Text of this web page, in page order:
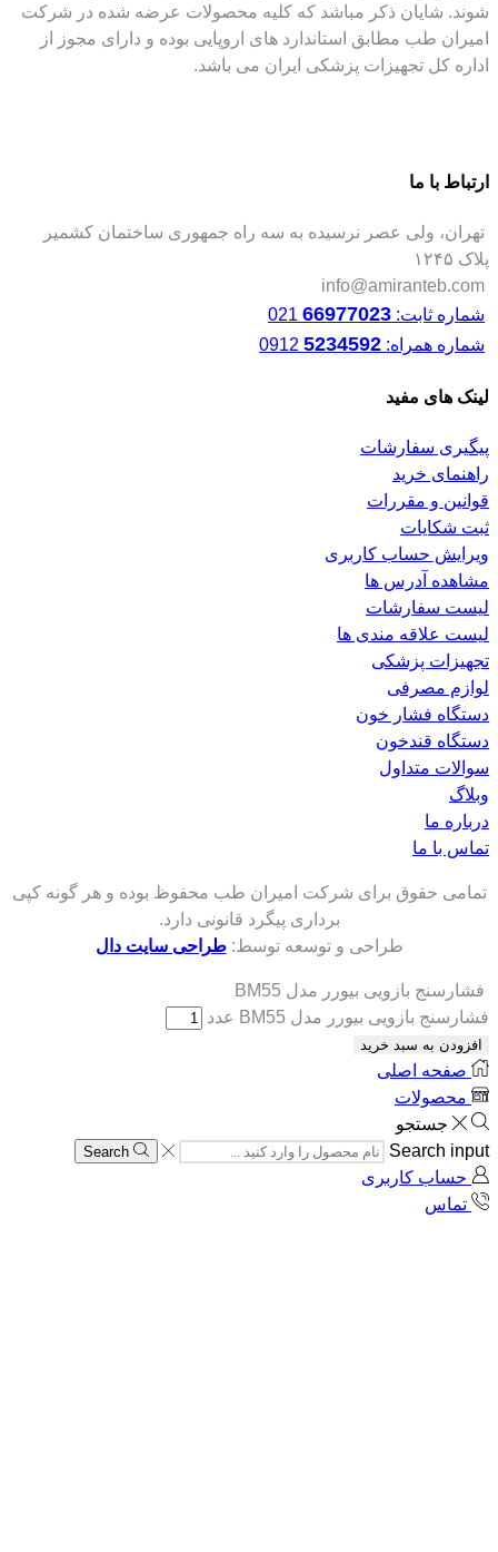
شوند. شایان ذکر مباشد که کلیه محصولات عرضه شده در شرکت
امیران طب مطابق استاندارد های اروپایی بوده و دارای مجوز از
اداره کل تجهیزات پزشکی ایران می باشد.
ارتباط با ما
تهران، ولی عصر نرسیده به سه راه جمهوری ساختمان کشمیر
پلاک ۱۲۴۵
info@amiranteb.com
شماره ثابت: 66977023
شماره همراه: 5234592
لینک های مفید
پیگیری سفارشات
راهنمای خرید
قوانین و مقررات
ثبت شکایات
ویرایش حساب کاربری
مشاهده آدرس ها
لیست سفارشات
لیست علاقه مندی ها
تجهیزات پزشکی
لوازم مصرفی
دستگاه فشار خون
دستگاه قندخون
سوالات متداول
وبلاگ
درباره ما
تماس با ما
تمامی حقوق برای شرکت امیران طب محفوظ بوده و هر گونه کپی
برداری پیگرد قانونی دارد.
طراحی و توسعه توسط:طراحی سایت دال
فشارسنج بازويی بیورر مدل BM55
فشارسنج بازويی بیورر مدل BM55 عدد
افزودن به سبد خرید
صفحه اصلی
محصولات
جستجو
Search input
Search
حساب کاربری
تماس